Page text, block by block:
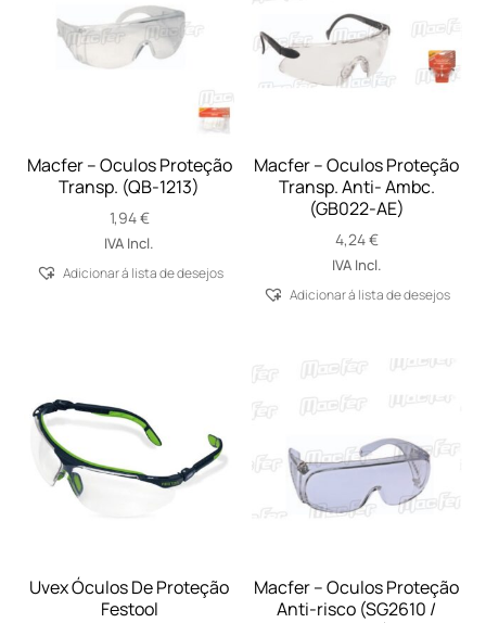
Macfer – Oculos Proteção
Transp. (QB-1213)
1,94€
IVA Incl.
Adicionar á lista de desejos
Macfer – Oculos Proteção
Transp. Anti- Ambc.
(GB022-AE)
4,24€
IVA Incl.
Adicionar á lista de desejos
Uvex Óculos De Proteção
Festool
Macfer – Oculos Proteção
Anti-risco (SG2610 /